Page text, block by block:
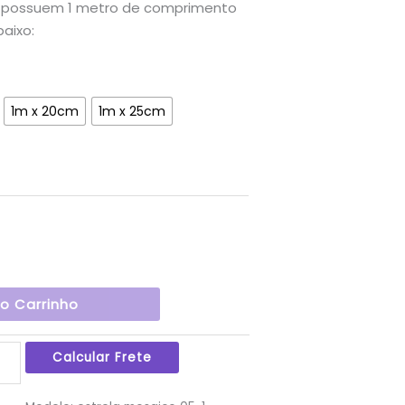
1 metro de comprimento
1m x 20cm
1m x 25cm
Carrinho